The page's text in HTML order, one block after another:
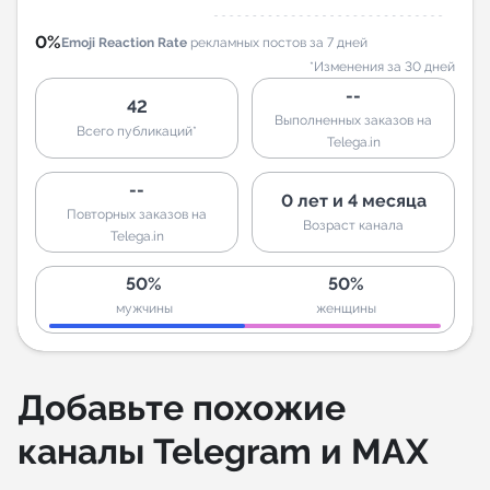
0%Emoji Reaction Rate рекламных постов за 7 дней
*Изменения за 30 дней
42
Всего публикаций*
--
Выполненных заказов на
Telega.in
--
Повторных заказов на
Telega.in
0 лет и 4 месяца
Возраст канала
50%
мужчины
50%
женщины
Добавьте похожие
каналы Telegram и MAX